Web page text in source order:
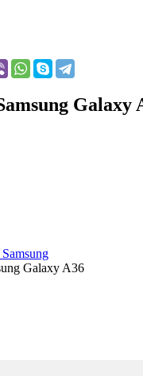
Galaxy
Galaxy A36